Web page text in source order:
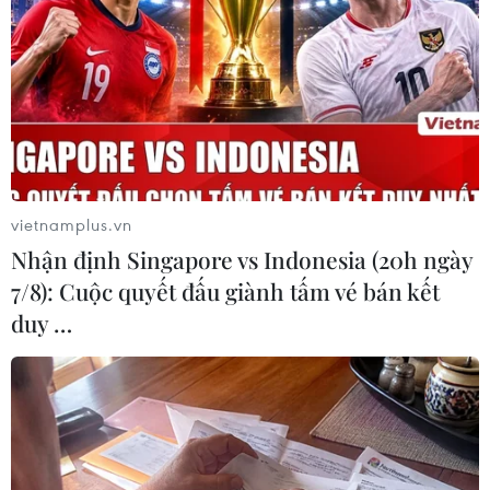
#khủng hoảng xã hội
#CEPAL
#tăng trưởng âm
#mất việc làm
Theo dõi VietnamPlus
TIN LIÊN QUAN
vietnamplus.vn
Nhận định Singapore vs Indonesia (20h ngày
7/8): Cuộc quyết đấu giành tấm vé bán kết
duy …